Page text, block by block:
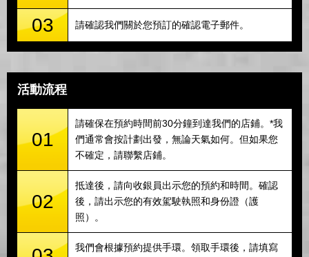
03 請確認我們關於您預訂的確認電子郵件。
活動流程
01
請確保在預約時間前30分鐘到達我們的店鋪。*我
們通常會按計劃出發，無論天氣如何。但如果您
不確定，請聯繫店鋪。
02
抵達後，請向收銀員出示您的預約和時間。確認
後，請出示您的有效駕駛執照和身份證（護
照）。
我們會根據預約提供手環。領取手環後，請填寫